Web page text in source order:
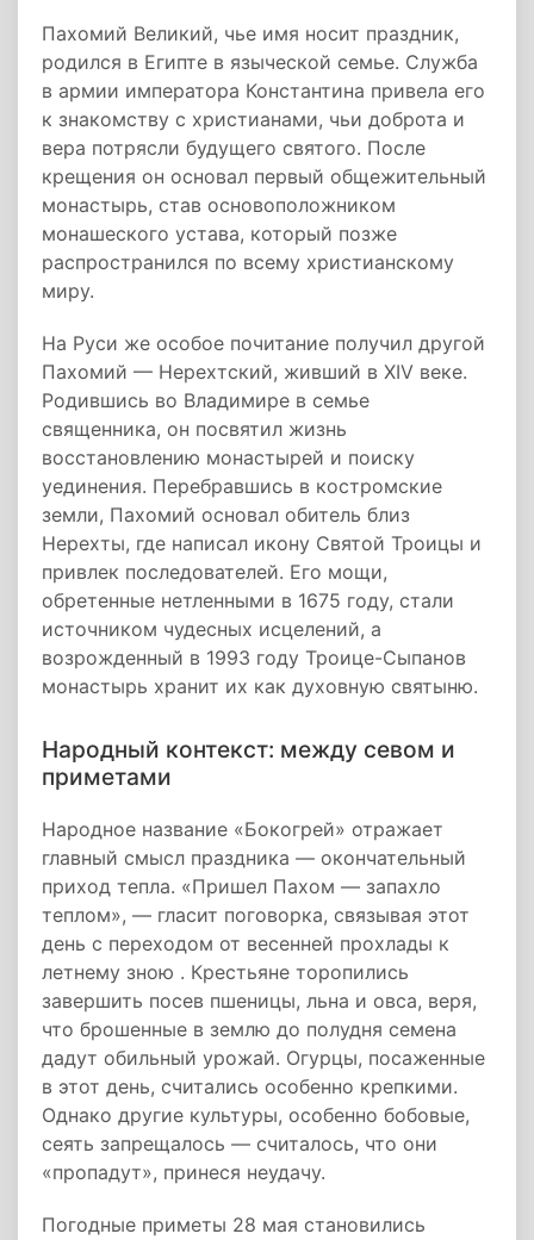
Пахомий Великий, чье имя носит праздник,
родился в Египте в языческой семье. Служба
в армии императора Константина привела его
к знакомству с христианами, чьи доброта и
вера потрясли будущего святого. После
крещения он основал первый общежительный
монастырь, став основоположником
монашеского устава, который позже
распространился по всему христианскому
миру.
На Руси же особое почитание получил другой
Пахомий — Нерехтский, живший в XIV веке.
Родившись во Владимире в семье
священника, он посвятил жизнь
восстановлению монастырей и поиску
уединения. Перебравшись в костромские
земли, Пахомий основал обитель близ
Нерехты, где написал икону Святой Троицы и
привлек последователей. Его мощи,
обретенные нетленными в 1675 году, стали
источником чудесных исцелений, а
возрожденный в 1993 году Троице-Сыпанов
монастырь хранит их как духовную святыню.
Народный контекст: между севом и
приметами
Народное название «Бокогрей» отражает
главный смысл праздника — окончательный
приход тепла. «Пришел Пахом — запахло
теплом», — гласит поговорка, связывая этот
день с переходом от весенней прохлады к
летнему зною . Крестьяне торопились
завершить посев пшеницы, льна и овса, веря,
что брошенные в землю до полудня семена
дадут обильный урожай. Огурцы, посаженные
в этот день, считались особенно крепкими.
Однако другие культуры, особенно бобовые,
сеять запрещалось — считалось, что они
«пропадут», принеся неудачу.
Погодные приметы 28 мая становились